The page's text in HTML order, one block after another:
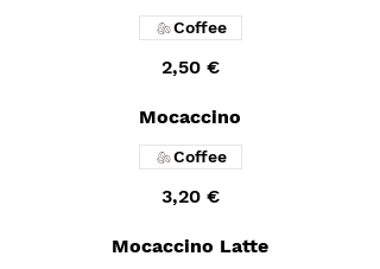
2,50 €
Coffee
Mocaccino
3,20 €
Coffee
Mocaccino Latte